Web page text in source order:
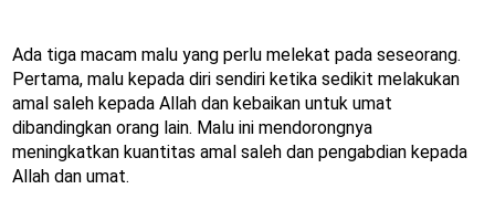
Ada tiga macam malu yang perlu melekat pada seseorang.
Pertama, malu kepada diri sendiri ketika sedikit melakukan
amal saleh kepada Allah dan kebaikan untuk umat
dibandingkan orang lain. Malu ini mendorongnya
meningkatkan kuantitas amal saleh dan pengabdian kepada
Allah dan umat.